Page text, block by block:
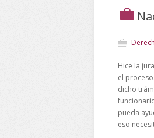
Hice la
el
dicho
pueda
eso